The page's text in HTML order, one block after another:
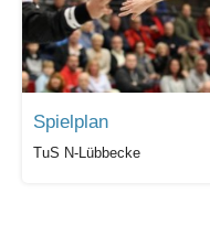
Spielplan
TuS N-Lübbecke